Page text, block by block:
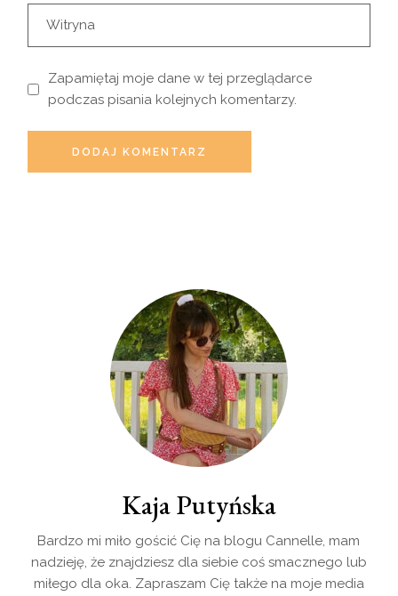
Zapamiętaj moje dane w tej przeglądarce
podczas pisania kolejnych komentarzy.
DODAJ KOMENTARZ
Kaja Putyńska
Bardzo mi miło gościć Cię na blogu Cannelle, mam
nadzieję, że znajdziesz dla siebie coś smacznego lub
miłego dla oka. Zapraszam Cię także na moje media